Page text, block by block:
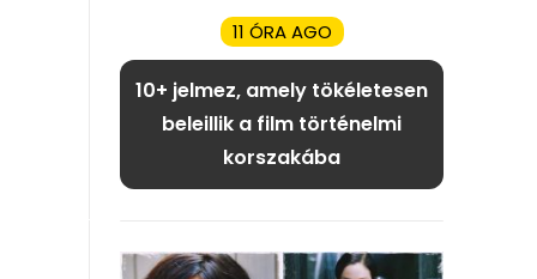
11 ÓRA AGO
10+ jelmez, amely tökéletesen
beleillik a film történelmi
korszakába